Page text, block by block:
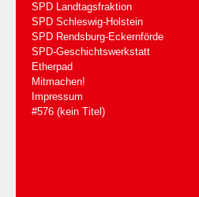
SPD Landtagsfraktion
SPD Schleswig-Holstein
SPD Rendsburg-Eckernförde
SPD-Geschichtswerkstatt
Etherpad
Mitmachen!
Impressum
#576 (kein Titel)